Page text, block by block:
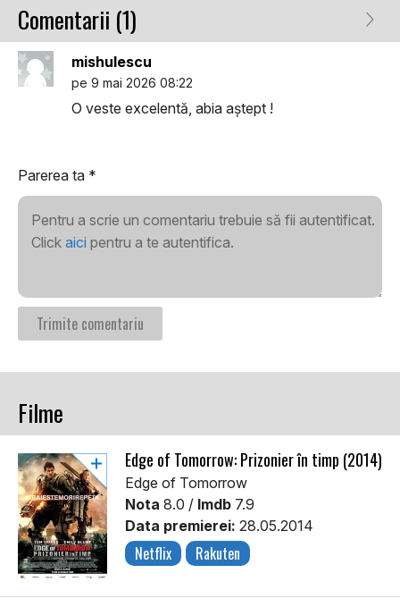
Comentarii (1)
mishulescu
pe 9 mai 2026 08:22
O veste excelentă, abia aștept !
Parerea ta *
Pentru a scrie un comentariu trebuie să fii autentificat.
Click aici pentru a te autentifica.
Filme
Edge of Tomorrow: Prizonier în timp (2014)
Edge of Tomorrow
Nota 8.0 / Imdb 7.9
Data premierei: 28.05.2014
Netflix Rakuten